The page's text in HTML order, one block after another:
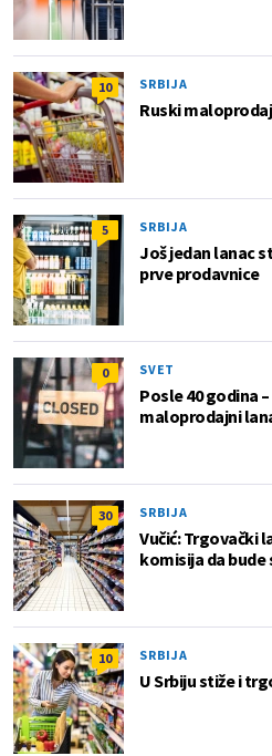
10 SRBIJA
Ruski
5 SRBIJA
Još jedan lanac
prve prodavnice
0 SVET
Posle 40 godina
maloprodajni
30 SRBIJA
Vučić: Trgovački
komisija da
10 SRBIJA
U Srbiju stiže i